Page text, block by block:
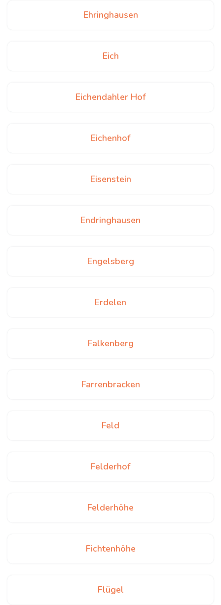
Ehringhausen
Eich
Eichendahler Hof
Eichenhof
Eisenstein
Endringhausen
Engelsberg
Erdelen
Falkenberg
Farrenbracken
Feld
Felderhof
Felderhöhe
Fichtenhöhe
Flügel